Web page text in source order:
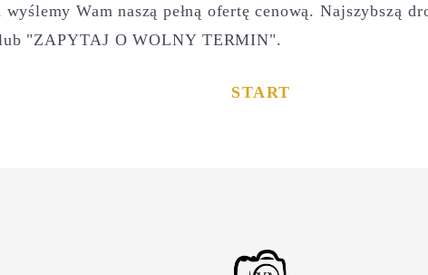
Wam naszą pełną ofertę cenową. Najszybszą
"ZAPYTAJ O WOLNY TERMIN".
START